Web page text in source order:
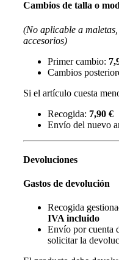
Cambios de talla o
(No aplicable a
accesorios)
Primer cambio:
Cambios
Si el artículo cuesta
Recogida: 7,90 €
Envío del nuevo
Devoluciones
Gastos de devolución
Recogida
IVA incluido
Envío por cuenta
solicitar la